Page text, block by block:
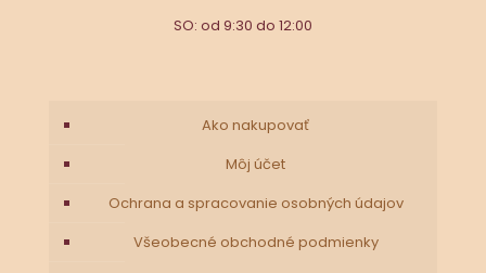
SO: od 9:30 do 12:00
Ako nakupovať
Môj účet
Ochrana a spracovanie osobných údajov
Všeobecné obchodné podmienky